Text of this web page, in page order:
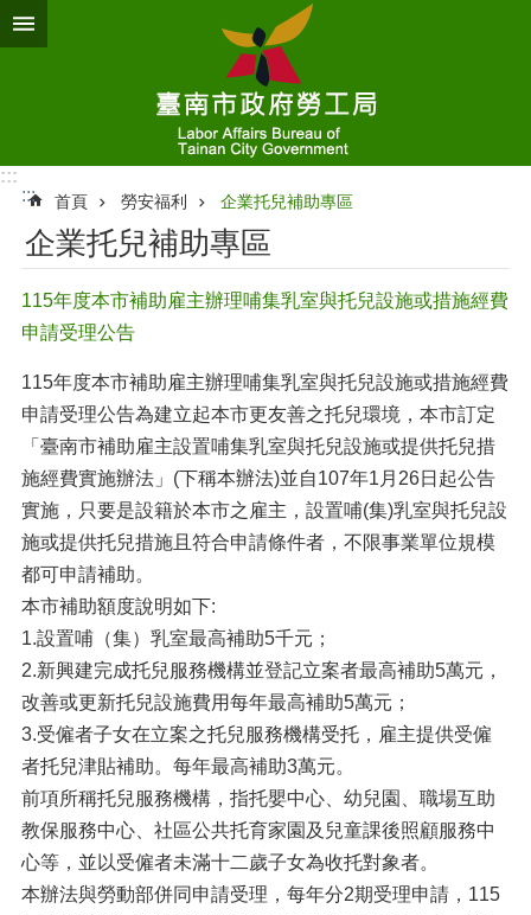
跳到主要內容區塊
:::
:::
首頁 勞安福利 企業托兒補助專區
企業托兒補助專區
115年度本市補助雇主辦理哺集乳室與托兒設施或措施經費
申請受理公告
115年度本市補助雇主辦理哺集乳室與托兒設施或措施經費
申請受理公告為建立起本市更友善之托兒環境，本市訂定
「臺南市補助雇主設置哺集乳室與托兒設施或提供托兒措
施經費實施辦法」(下稱本辦法)並自107年1月26日起公告
實施，只要是設籍於本市之雇主，設置哺(集)乳室與托兒設
施或提供托兒措施且符合申請條件者，不限事業單位規模
都可申請補助。
本市補助額度說明如下:
1.設置哺（集）乳室最高補助5千元；
2.新興建完成托兒服務機構並登記立案者最高補助5萬元，
改善或更新托兒設施費用每年最高補助5萬元；
3.受僱者子女在立案之托兒服務機構受托，雇主提供受僱
者托兒津貼補助。每年最高補助3萬元。
前項所稱托兒服務機構，指托嬰中心、幼兒園、職場互助
教保服務中心、社區公共托育家園及兒童課後照顧服務中
心等，並以受僱者未滿十二歲子女為收托對象者。
本辦法與勞動部併同申請受理，每年分2期受理申請，115